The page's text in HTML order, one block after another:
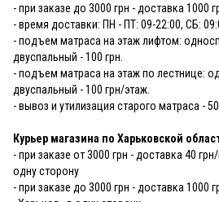
- при заказе до 3000 грн - доставка 1000
- время доставки: ПН - ПТ: 09-22:00, СБ:
- подъем матраса на этаж лифтом:
двуспальный - 100 грн.
- подъем матраса на этаж по лестнице:
двуспальный - 100 грн/этаж.
- вывоз и утилизация старого матраса -
Курьер магазина по Харьковской
- при заказе от 3000 грн - доставка 40
одну сторону
- при заказе до 3000 грн - доставка 1000